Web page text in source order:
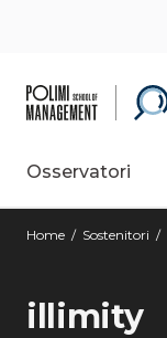
Osservatori
Home / Sostenitori /
illimity